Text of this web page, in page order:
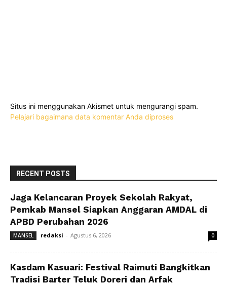
Situs ini menggunakan Akismet untuk mengurangi spam.
Pelajari bagaimana data komentar Anda diproses
RECENT POSTS
Jaga Kelancaran Proyek Sekolah Rakyat,
Pemkab Mansel Siapkan Anggaran AMDAL di
APBD Perubahan 2026
MANSEL redaksi - Agustus 6, 2026 0
Kasdam Kasuari: Festival Raimuti Bangkitkan
Tradisi Barter Teluk Doreri dan Arfak